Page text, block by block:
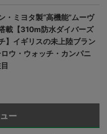
・ミヨタ製“高機能”ムーヴ
載【310m防水ダイバーズ
】イギリスの未上陸ブラン
ロウ・ウォッチ・カンパニ
ー